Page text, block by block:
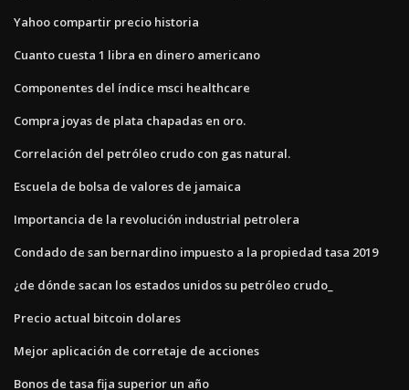
Yahoo compartir precio historia
Cuanto cuesta 1 libra en dinero americano
Componentes del índice msci healthcare
Compra joyas de plata chapadas en oro.
Correlación del petróleo crudo con gas natural.
Escuela de bolsa de valores de jamaica
Importancia de la revolución industrial petrolera
Condado de san bernardino impuesto a la propiedad tasa 2019
¿de dónde sacan los estados unidos su petróleo crudo_
Precio actual bitcoin dolares
Mejor aplicación de corretaje de acciones
Bonos de tasa fija superior un año